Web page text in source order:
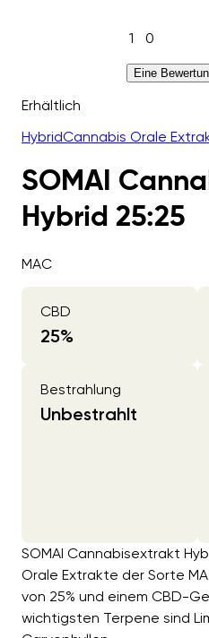
1 0
Eine
Erhältlich
HybridCannabis Orale
SOMAI
Hybrid 25:25
MAC
CBD
25%
Bestrahlung
Unbestrahlt
SOMAI Cannabisextrakt
Orale Extrakte der Sorte
von 25% und einem CBD-
wichtigsten Terpene sind